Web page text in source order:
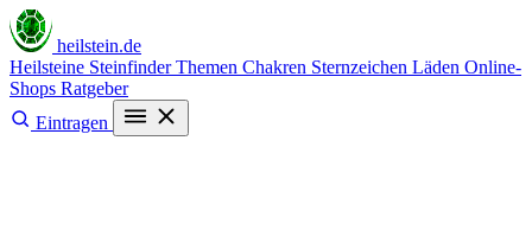
heilstein.de
Heilsteine SteinfinderThemen Chakren Sternzeichen Läden Online-
Shops Ratgeber
Eintragen